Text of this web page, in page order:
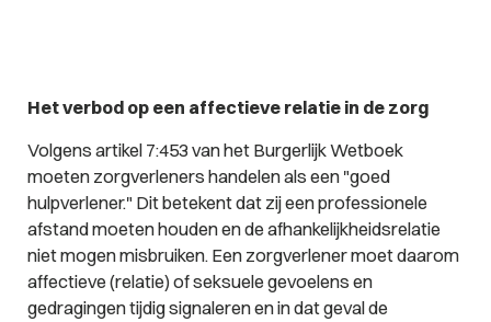
Het verbod op een affectieve relatie in de zorg
Volgens artikel 7:453 van het Burgerlijk Wetboek
moeten zorgverleners handelen als een "goed
hulpverlener." Dit betekent dat zij een professionele
afstand moeten houden en de afhankelijkheidsrelatie
niet mogen misbruiken. Een zorgverlener moet daarom
affectieve (relatie) of seksuele gevoelens en
gedragingen tijdig signaleren en in dat geval de